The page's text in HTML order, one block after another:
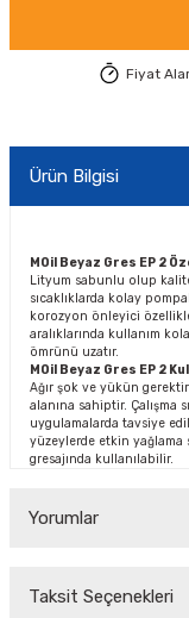
Fiyat
Ürün Bilgisi
MOil Beyaz Gres EP 2
Lityum sabunlu olup
sıcaklıklarda kolay
korozyon önleyici
aralıklarında kullanım
ömrünü uzatır.
MOil Beyaz Gres EP 2
Ağır şok ve yükün
alanına sahiptir. Çalışma
uygulamalarda tavsiye
yüzeylerde etkin yağlama
gresajında kullanılabilir.
Yorumlar
Taksit Seçenekleri